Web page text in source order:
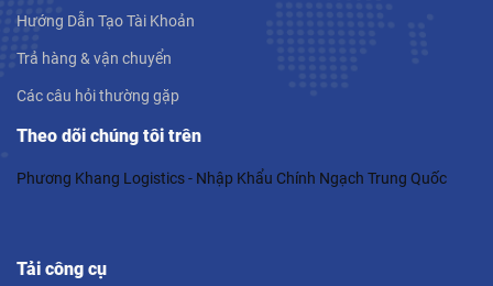
Hướng Dẫn Tạo Tài Khoản
Trả hàng & vận chuyển
Các câu hỏi thường gặp
Theo dõi chúng tôi trên
Phương Khang Logistics - Nhập Khẩu Chính Ngạch Trung Quốc
Tải công cụ